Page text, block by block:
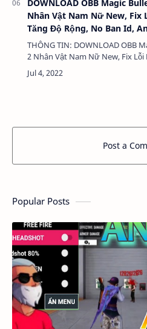
DOWNLOAD OBB Magic
Nhân Vật Nam Nữ New, Fix
Tăng Độ Rộng, No Ban Id,
THÔNG TIN: DOWNLOAD OBB Magic Bullet V2 Cả
2 Nhân Vật Nam Nữ New, Fix Lỗi
Rộng, No Ban Id, Antiban 100% DUNG LƯỢNG:
Post a
Popular Posts